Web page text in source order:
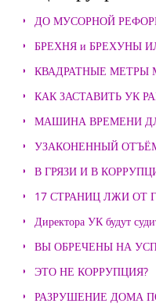
ДО МУСОРНОЙ
БРЕХНЯ и БРЕХУНЫ
КВАДРАТНЫЕ
КАК ЗАСТАВИТЬ УК
МАШИНА ВРЕМЕНИ
УЗАКОНЕННЫЙ
В ГРЯЗИ И В
17 СТРАНИЦ ЛЖИ ОТ
Директора УК будут
ВЫ ОБРЕЧЕНЫ НА
ЭТО НЕ КОРРУПЦИЯ?
РАЗРУШЕНИЕ ДОМА